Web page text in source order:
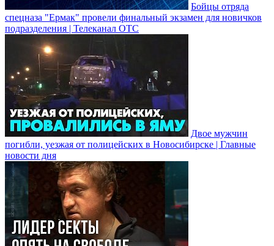
Бойцы отряда
спецназа "Ермак" провели финальный экзамен для новичков
подразделения | Телеканал ОТС
Двое мужчин
погибли, уезжая от полицейских в Новосибирске | Главные
новости дня